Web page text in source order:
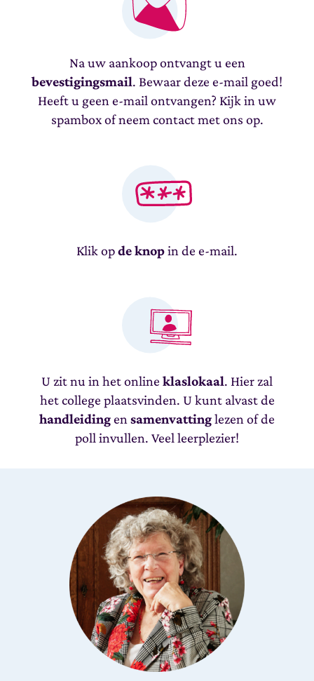
Na uw aankoop ontvangt u een
bevestigingsmail. Bewaar deze e-mail goed!
Heeft u geen e-mail ontvangen? Kijk in uw
spambox of neem contact met ons op.
Klik opde knopin de e-mail.
U zit nu in het online klaslokaal. Hier zal
het college plaatsvinden. U kunt alvast de
handleidingen samenvattinglezen of de
poll invullen. Veel leerplezier!